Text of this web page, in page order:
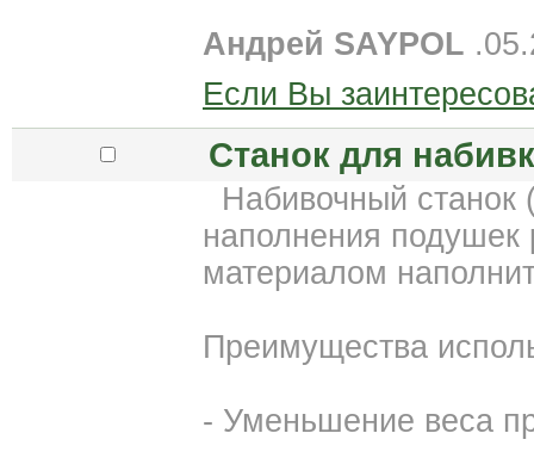
Андрей SAYPOL
Если Вы
Станок для
Набивочный станок
наполнения
материалом
Преимущества
- Уменьшение веса